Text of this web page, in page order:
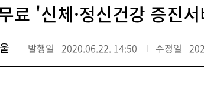
료 '신체·정신건강 증진
발행일 2020.06.22. 14:50 수정일